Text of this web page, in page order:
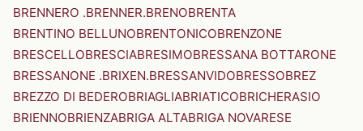
BRENNERO .BRENNER.BRENOBRENTA
BRENTINO BELLUNOBRENTONICOBRENZONE
BRESCELLOBRESCIABRESIMOBRESSANA BOTTARONE
BRESSANONE .BRIXEN.BRESSANVIDOBRESSOBREZ
BREZZO DI BEDEROBRIAGLIABRIATICOBRICHERASIO
BRIENNOBRIENZABRIGA ALTABRIGA NOVARESE